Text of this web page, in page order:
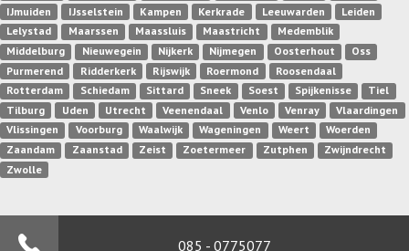
IJmuiden
IJsselstein Kampen Kerkrade Leeuwarden
Leiden
Lelystad
Maarssen Maassluis Maastricht
Medemblik
Middelburg
Nieuwegein Nijkerk Nijmegen Oosterhout
Oss
Purmerend
Ridderkerk Rijswijk Roermond
Roosendaal
Rotterdam
Schiedam Sittard Sneek Soest Spijkenisse
Tiel
Tilburg
Uden Utrecht Veenendaal Venlo Venray
Vlaardingen
Vlissingen
Voorburg Waalwijk Wageningen Weert
Woerden
Zaandam
Zaanstad Zeist Zoetermeer Zutphen
Zwijndrecht
Zwolle
085 - 0775077